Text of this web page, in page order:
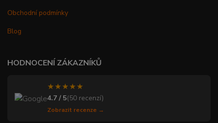
Obchodní podmínky
Blog
HODNOCENÍ ZÁKAZNÍKŮ
★★★★★
4.7 / 5(50 recenzí)
Zobrazit recenze →